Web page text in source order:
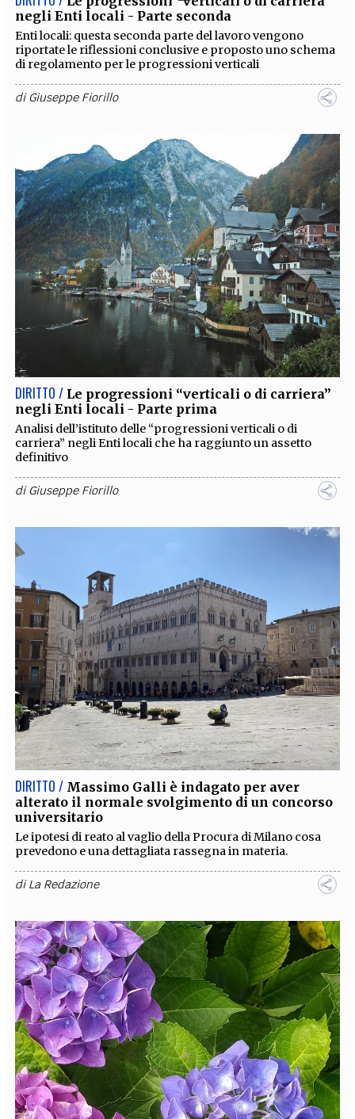
negli Enti locali - Parte seconda
Enti locali: questa seconda parte del lavoro vengono
riportate le riflessioni conclusive e proposto uno schema
di regolamento per le progressioni verticali
diGiuseppe Fiorillo
DIRITTO / Le progressioni “verticali o di carriera”
negli Enti locali - Parte prima
Analisi dell’istituto delle “progressioni verticali o di
carriera” negli Enti locali che ha raggiunto un assetto
definitivo
diGiuseppe Fiorillo
DIRITTO / Massimo Galli è indagato per aver
alterato il normale svolgimento di un concorso
universitario
Le ipotesi di reato al vaglio della Procura di Milano cosa
prevedono e una dettagliata rassegna in materia.
diLa Redazione